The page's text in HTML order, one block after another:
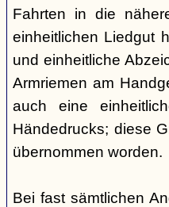
Fahrten in die
einheitlichen Liedgut
und einheitliche
Armriemen am
auch eine
Händedrucks; diese
übernommen worden.
Bei fast sämtlichen